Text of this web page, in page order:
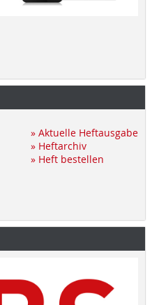
» Aktuelle Heftausgabe
» Heftarchiv
» Heft bestellen